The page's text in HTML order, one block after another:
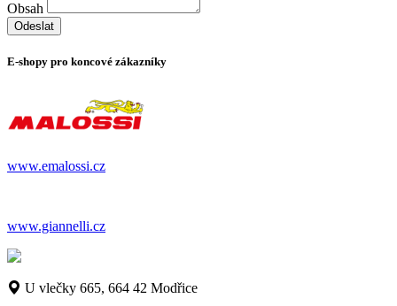
Obsah
Odeslat
E-shopy pro koncové zákazníky
www.emalossi.cz
www.giannelli.cz
U vlečky 665, 664 42 Modřice